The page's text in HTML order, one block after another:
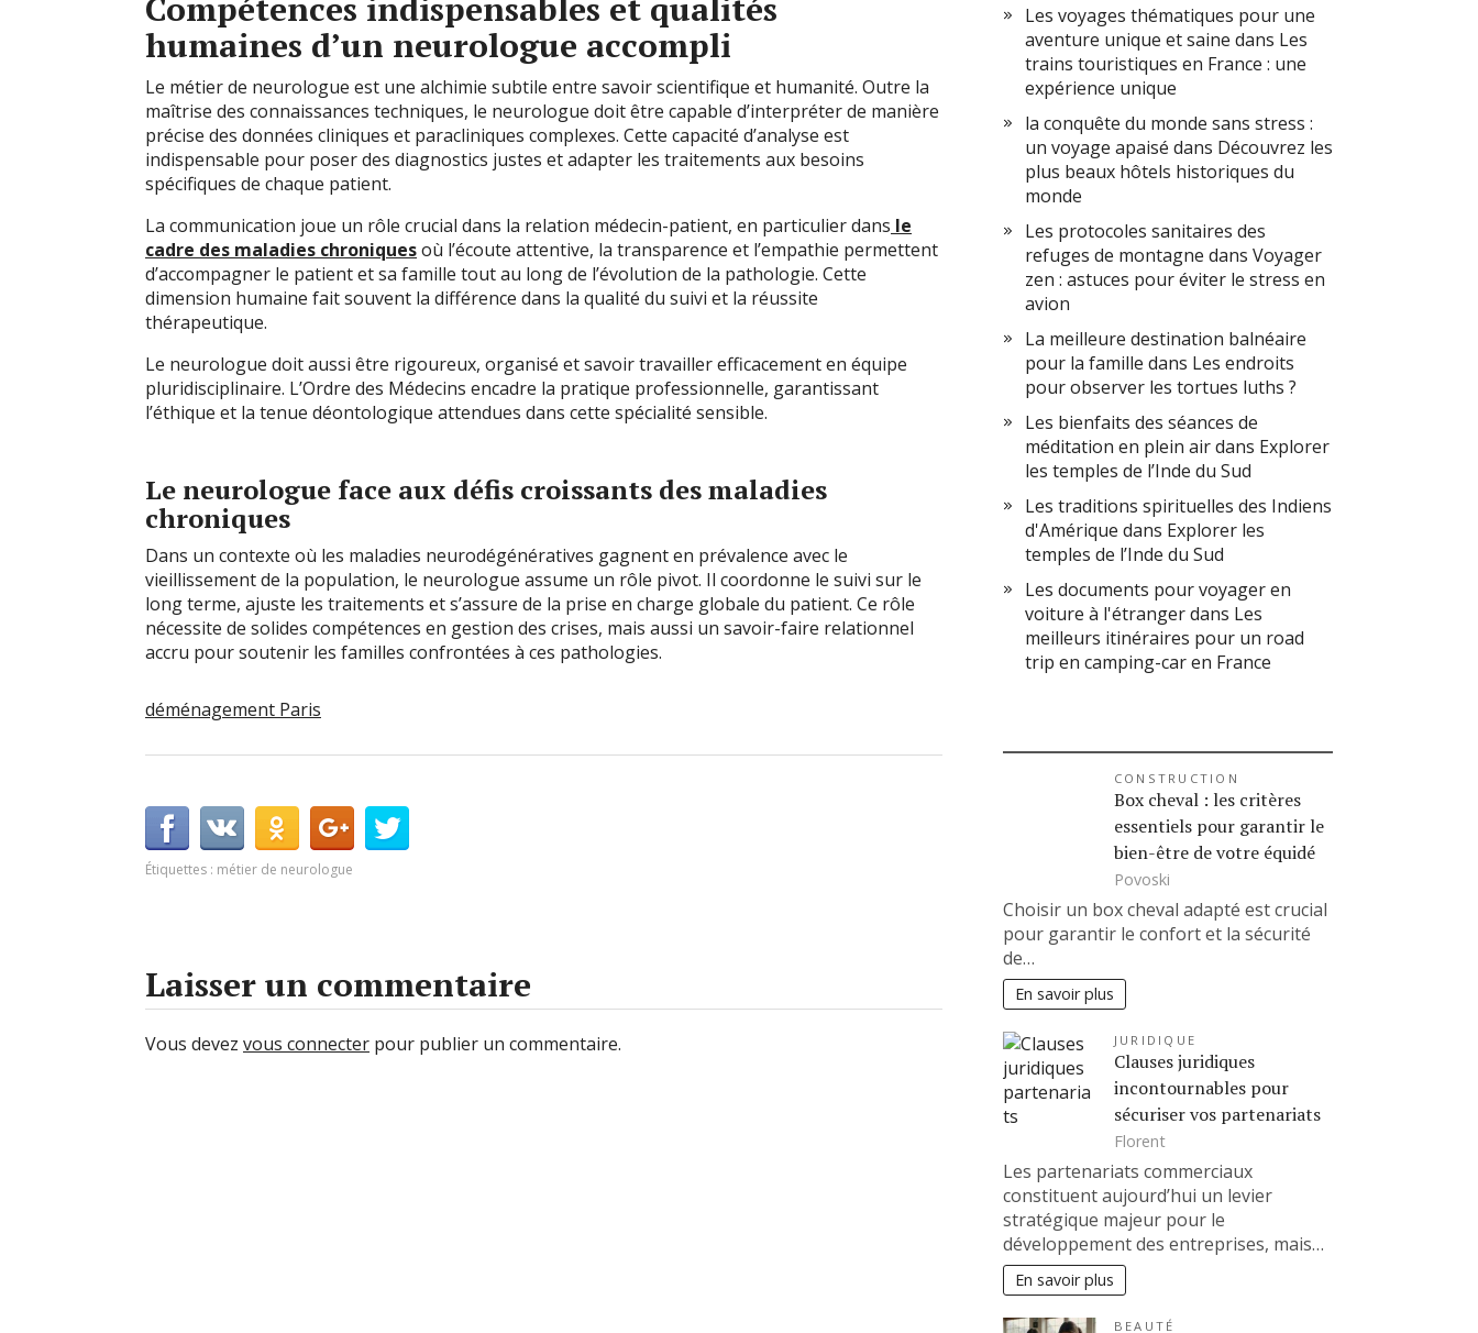
Compétences indispensables et qualités
humaines d’un neurologue accompli
Le métier de neurologue est une alchimie subtile entre savoir scientifique et humanité. Outre la
maîtrise des connaissances techniques, le neurologue doit être capable d’interpréter de manière
précise des données cliniques et paracliniques complexes. Cette capacité d’analyse est
indispensable pour poser des diagnostics justes et adapter les traitements aux besoins
spécifiques de chaque patient.
La communication joue un rôle crucial dans la relation médecin-patient, en particulier dans le
cadre des maladies chroniquesoù l’écoute attentive, la transparence et l’empathie permettent
d’accompagner le patient et sa famille tout au long de l’évolution de la pathologie. Cette
dimension humaine fait souvent la différence dans la qualité du suivi et la réussite
thérapeutique.
Le neurologue doit aussi être rigoureux, organisé et savoir travailler efficacement en équipe
pluridisciplinaire. L’Ordre des Médecins encadre la pratique professionnelle, garantissant
l’éthique et la tenue déontologique attendues dans cette spécialité sensible.
Le neurologue face aux défis croissants des maladies
chroniques
Dans un contexte où les maladies neurodégénératives gagnent en prévalence avec le
vieillissement de la population, le neurologue assume un rôle pivot. Il coordonne le suivi sur le
long terme, ajuste les traitements et s’assure de la prise en charge globale du patient. Ce rôle
nécessite de solides compétences en gestion des crises, mais aussi un savoir-faire relationnel
accru pour soutenir les familles confrontées à ces pathologies.
déménagement Paris
Étiquettes : métier de neurologue
Laisser un commentaire
Vous devez vous connecter pour publier un commentaire.
Les voyages thématiques pour une
aventure unique et saine dans Les
trains touristiques en France : une
expérience unique
la conquête du monde sans stress :
un voyage apaisé dans Découvrez les
plus beaux hôtels historiques du
monde
Les protocoles sanitaires des
refuges de montagne dans Voyager
zen : astuces pour éviter le stress en
avion
La meilleure destination balnéaire
pour la famille dans Les endroits
pour observer les tortues luths ?
Les bienfaits des séances de
méditation en plein airdans Explorer
les temples de l’Inde du Sud
Les traditions spirituelles des Indiens
d'Amérique dans Explorer les
temples de l’Inde du Sud
Les documents pour voyager en
voiture à l'étrangerdans Les
meilleurs itinéraires pour un road
trip en camping-car en France
CONSTRUCTION
Box cheval : les critères
essentiels pour garantir le
bien-être de votre équidé
Povoski
Choisir un box cheval adapté est crucial
pour garantir le confort et la sécurité
de…
En savoir plus
JURIDIQUE
Clauses juridiques
incontournables pour
sécuriser vos partenariats
Florent
Les partenariats commerciaux
constituent aujourd’hui un levier
stratégique majeur pour le
développement des entreprises, mais…
En savoir plus
BEAUTÉ